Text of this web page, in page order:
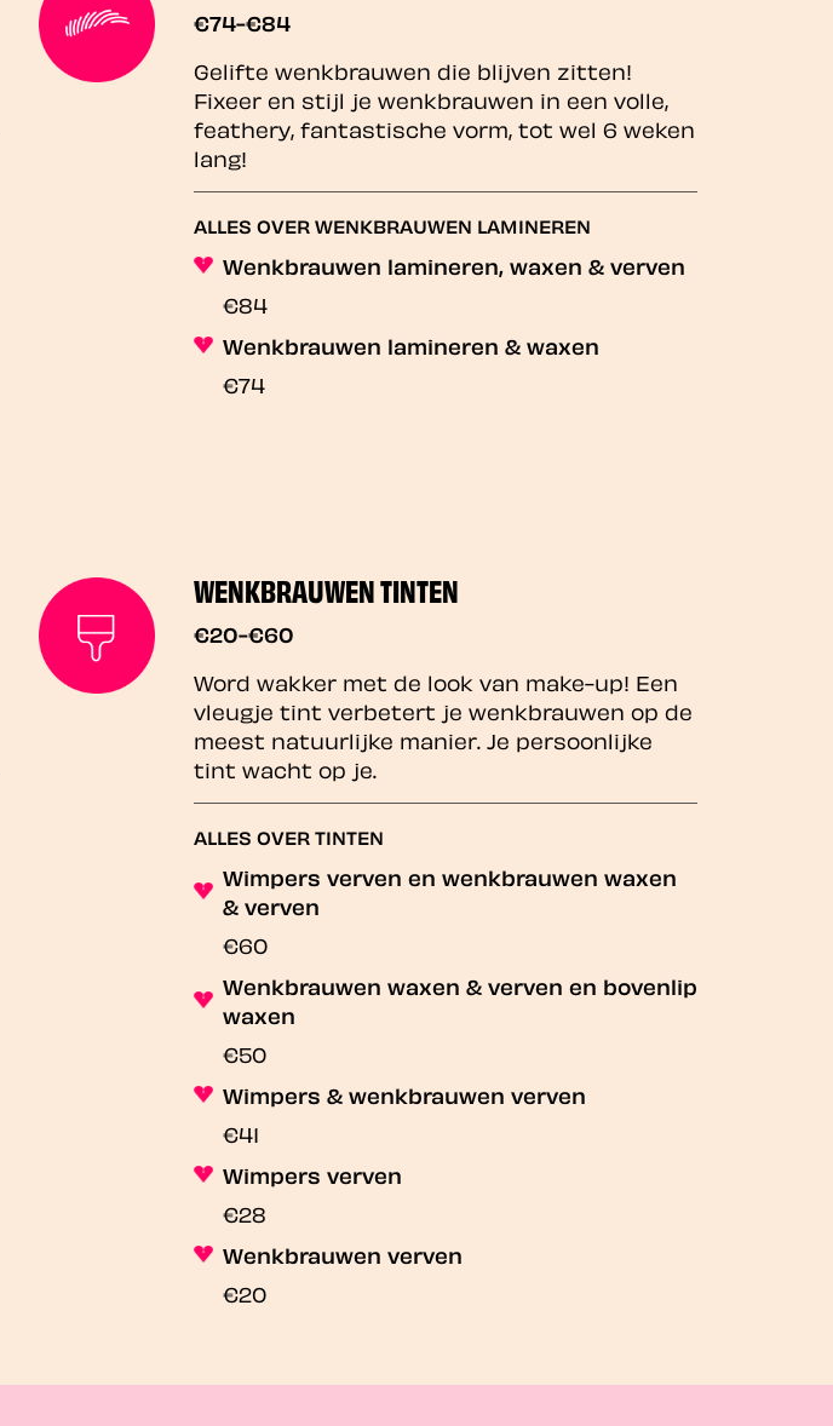
€74-€84
Gelifte wenkbrauwen die blijven zitten!
Fixeer en stijl je wenkbrauwen in een volle,
feathery, fantastische vorm, tot wel 6 weken
lang!
ALLES OVER WENKBRAUWEN LAMINEREN
Wenkbrauwen lamineren, waxen & verven
€84
Wenkbrauwen lamineren & waxen
€74
WENKBRAUWEN TINTEN
€20-€60
Word wakker met de look van make-up! Een
vleugje tint verbetert je wenkbrauwen op de
meest natuurlijke manier. Je persoonlijke
tint wacht op je.
ALLES OVER TINTEN
Wimpers verven en wenkbrauwen waxen
& verven
€60
Wenkbrauwen waxen & verven en bovenlip
waxen
€50
Wimpers & wenkbrauwen verven
€41
Wimpers verven
€28
Wenkbrauwen verven
€20